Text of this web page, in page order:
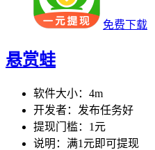
免费下载
悬赏蛙
软件大小： 4m
开发者： 发布任务好
提现门槛： 1元
说明： 满1元即可提现